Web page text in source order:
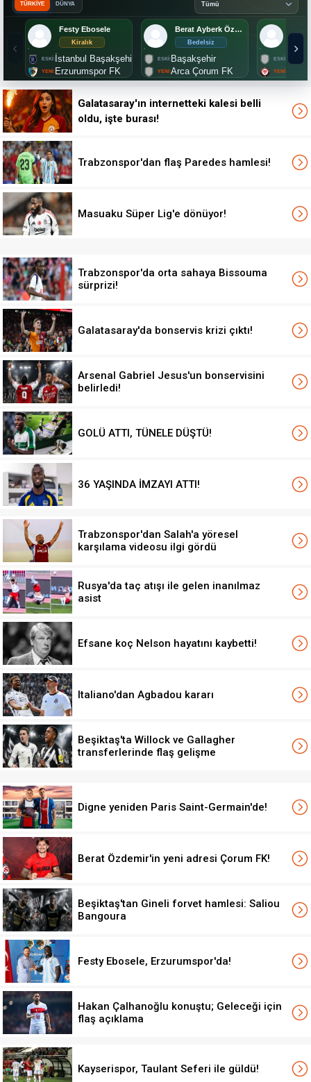
TÜRKİYE DÜNYA
Festy Ebosele
Kiralık
İstanbul Başakşehir
Erzurumspor FK
Berat Ayberk Özdemir
Bedelsiz
Başakşehir
Arca Çorum FK
Galatasaray'ın internetteki kalesi belli
oldu, işte burası!
Trabzonspor'dan flaş Paredes hamlesi!
Masuaku Süper Lig'e dönüyor!
Trabzonspor'da orta sahaya Bissouma
sürprizi!
Galatasaray'da bonservis krizi çıktı!
Arsenal Gabriel Jesus'un bonservisini
belirledi!
GOLÜ ATTI, TÜNELE DÜŞTÜ!
36 YAŞINDA İMZAYI ATTI!
Trabzonspor'dan Salah'a yöresel
karşılama videosu ilgi gördü
Rusya'da taç atışı ile gelen inanılmaz
asist
Efsane koç Nelson hayatını kaybetti!
Italiano'dan Agbadou kararı
Beşiktaş'ta Willock ve Gallagher
transferlerinde flaş gelişme
Digne yeniden Paris Saint-Germain'de!
Berat Özdemir'in yeni adresi Çorum FK!
Beşiktaş'tan Gineli forvet hamlesi: Saliou
Bangoura
Festy Ebosele, Erzurumspor'da!
Hakan Çalhanoğlu konuştu; Geleceği için
flaş açıklama
Kayserispor, Taulant Seferi ile güldü!